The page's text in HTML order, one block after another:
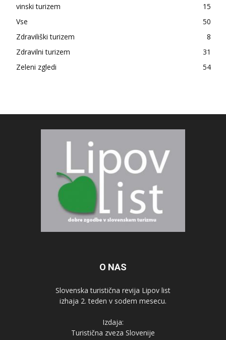
vinski turizem
15
Vse
50
Zdraviliški turizem
8
Zdravilni turizem
31
Zeleni zgledi
54
O NAS
Slovenska turistična revija Lipov list
izhaja 2. teden v sodem mesecu.
Izdaja:
Turistična zveza Slovenije